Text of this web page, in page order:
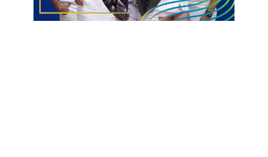
união e confiança no projeto que vem sendo desenvolvido ao
longo da temporada.